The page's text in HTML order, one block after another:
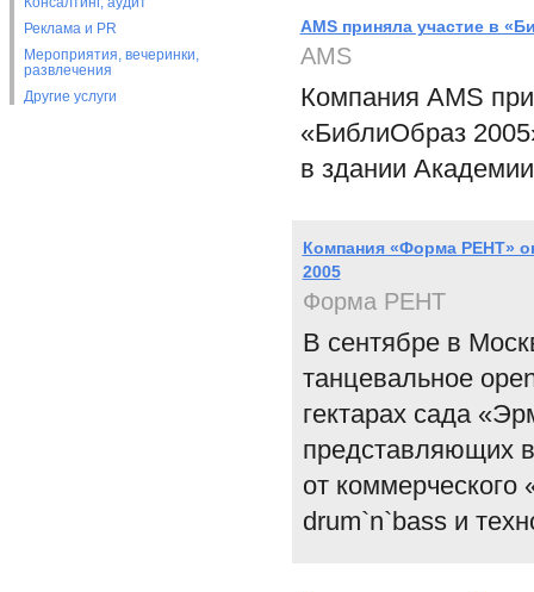
Реклама и PR
Мероприятия, вечеринки,
развлечения
Другие услуги
AMS приняла участие в
AMS
Компания AMS
«БиблиОбраз
в здании
Компания «Форма РЕНT»
2005
Форма РЕНТ
В сентябре в
танцевальное
гектарах сада
представляющих
от коммерческого
drum`n`bass и